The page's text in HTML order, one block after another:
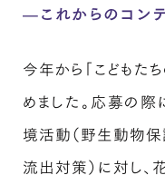
—これからのコン
今年から「こどもた
めました。応募の
境活動（野生動物
流出対策）に対し、